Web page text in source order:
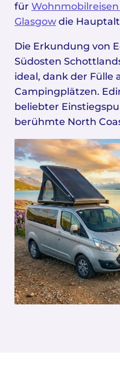
für
Glasgow die
Die Erkundung von
Südosten
ideal, dank der Fülle
Campingplätzen.
beliebter
berühmte North